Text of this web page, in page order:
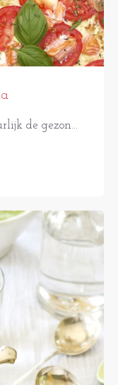
de gezon...